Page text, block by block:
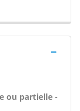
ou partielle -